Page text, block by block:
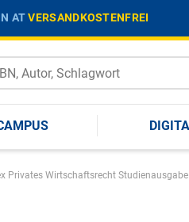
ATVERSANDKOSTENFREI
Privates Wirtschaftsrecht Studienausgabe